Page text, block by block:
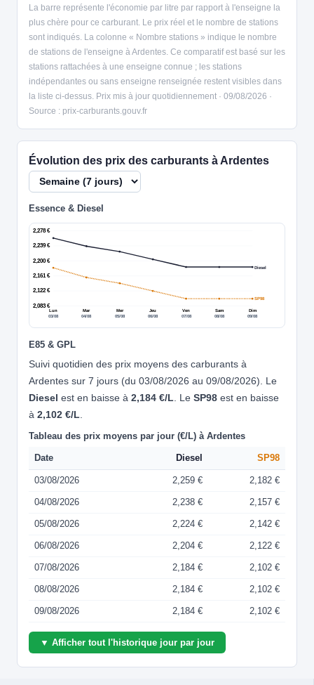
La barre représente l'économie par litre par rapport à l'enseigne la
plus chère pour ce carburant. Le prix réel et le nombre de stations
sont indiqués. La colonne « Nombre stations » indique le nombre
de stations de l'enseigne à Ardentes. Ce comparatif est basé sur les
stations rattachées à une enseigne connue ; les stations
indépendantes ou sans enseigne renseignée restent visibles dans
la liste ci-dessus. Prix mis à jour quotidiennement · 09/08/2026 ·
Source : prix-carburants.gouv.fr
Évolution des prix des carburants à Ardentes
Essence & Diesel
2,083 €
2,122 €
2,161 €
2,200 €
2,239 €
2,278 €
Lun
03/08
Mar
04/08
Mer
05/08
Jeu
06/08
Ven
07/08
Sam
08/08
Dim
09/08
Diesel
SP98
E85 & GPL
Suivi quotidien des prix moyens des carburants à
Ardentes sur 7 jours (du 03/08/2026 au 09/08/2026). Le
Diesel est en baisse à 2,184 €/L . Le SP98 est en baisse
à 2,102 €/L
Tableau des prix moyens par jour (€/L) à Ardentes
Date Diesel SP98
03/08/2026 2,259 € 2,182 €
04/08/2026 2,238 € 2,157 €
05/08/2026 2,224 € 2,142 €
06/08/2026 2,204 € 2,122 €
07/08/2026 2,184 € 2,102 €
08/08/2026 2,184 € 2,102 €
09/08/2026 2,184 € 2,102 €
▼ Afficher tout l'historique jour par jour